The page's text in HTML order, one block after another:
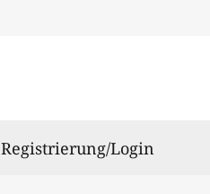
Registrierung/Login